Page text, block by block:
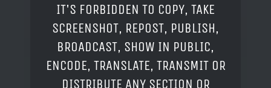
IT'S FORBIDDEN TO COPY, TAKE
SCREENSHOT, REPOST, PUBLISH,
BROADCAST, SHOW IN PUBLIC,
ENCODE, TRANSLATE, TRANSMIT OR
DISTRIBUTE ANY SECTION OR